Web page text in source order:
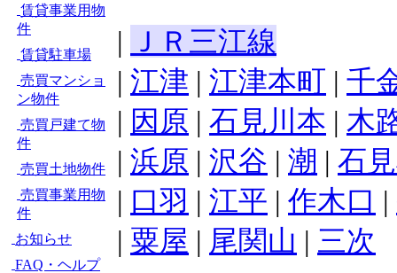
賃貸事業用物
件
賃貸駐車場
売買マンショ
ン物件
売買戸建て物
件
売買土地物件
売買事業用物
件
お知らせ
FAQ・ヘルプ
| ＪＲ三江線
| 江津 | 江津本町 | 千
| 因原 | 石見川本 | 木
| 浜原 | 沢谷 | 潮 | 石
| 口羽 | 江平 | 作木口 |
| 粟屋 | 尾関山 | 三次